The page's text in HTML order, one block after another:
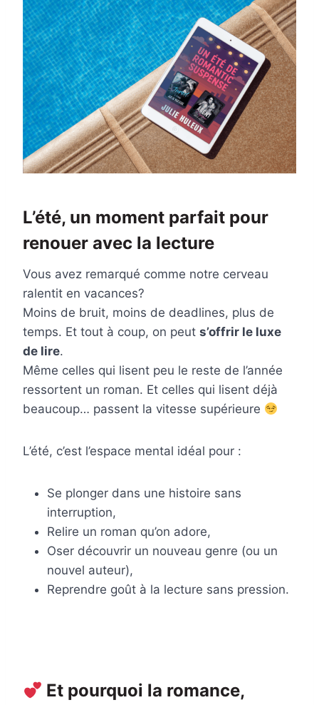
L’été, un moment parfait pour
renouer avec la lecture
Vous avez remarqué comme notre cerveau
ralentit en vacances?
Moins de bruit, moins de deadlines, plus de
temps. Et tout à coup, on peut s’offrir le luxe
de lire.
Même celles qui lisent peu le reste de l’année
ressortent un roman. Et celles qui lisent déjà
beaucoup… passent la vitesse supérieure
L’été, c’est l’espace mental idéal pour :
Se plonger dans une histoire sans
interruption,
Relire un roman qu’on adore,
Oser découvrir un nouveau genre (ou un
nouvel auteur),
Reprendre goût à la lecture sans pression.
Et pourquoi la romance,